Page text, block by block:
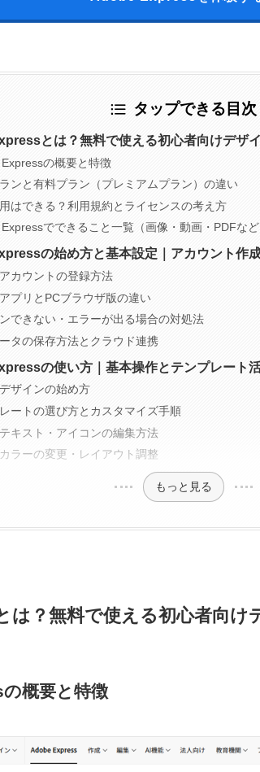
タップできる目次
とは？無料で使える初心者向けデザ
の概要と特徴
ンと有料プラン（プレミアムプラン）の違い
はできる？利用規約とライセンスの考え方
でできること一覧（画像・動画・PDFなど
の始め方と基本設定｜アカウント作
カウントの登録方法
プリとPCブラウザ版の違い
できない・エラーが出る場合の対処法
タの保存方法とクラウド連携
の使い方｜基本操作とテンプレート
ザインの始め方
ートの選び方とカスタマイズ手順
キスト・アイコンの編集方法
ラーの変更・レイアウト調整
もっと見る
は？無料で使える初心者向け
概要と特徴